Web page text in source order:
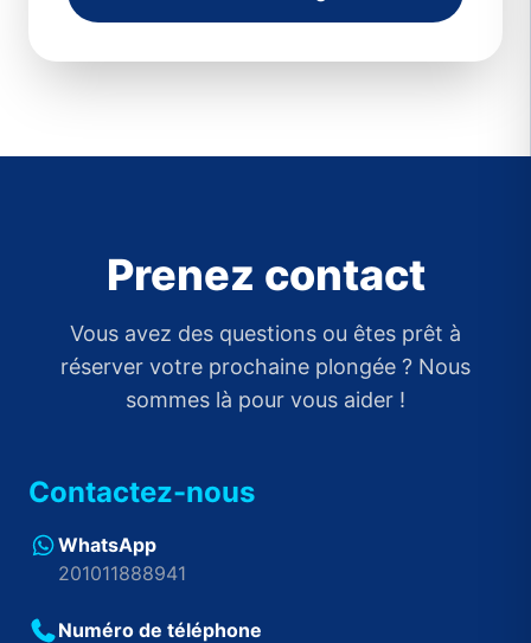
Prenez contact
Vous avez des questions ou êtes prêt à
réserver votre prochaine plongée ? Nous
sommes là pour vous aider !
Contactez-nous
WhatsApp
201011888941
Numéro de téléphone